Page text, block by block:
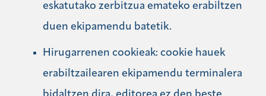
eskatutako zerbitzua emateko erabiltzen
duen ekipamendu batetik.
Hirugarrenen cookieak: cookie hauek
erabiltzailearen ekipamendu terminalera